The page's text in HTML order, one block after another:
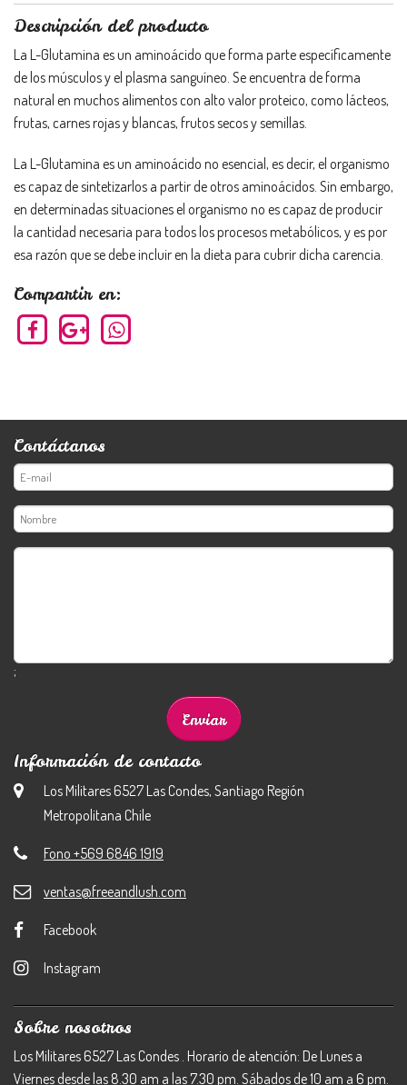
Descripción del producto
La L-Glutamina es un aminoácido que forma parte específicamente
de los músculos y el plasma sanguíneo. Se encuentra de forma
natural en muchos alimentos con alto valor proteico, como lácteos,
frutas, carnes rojas y blancas, frutos secos y semillas.
La L-Glutamina es un aminoácido no esencial, es decir, el organismo
es capaz de sintetizarlos a partir de otros aminoácidos. Sin embargo,
en determinadas situaciones el organismo no es capaz de producir
la cantidad necesaria para todos los procesos metabólicos, y es por
esa razón que se debe incluir en la dieta para cubrir dicha carencia.
Compartir en:
Contáctanos
;
Información de contacto
Los Militares 6527 Las Condes, Santiago Región
Metropolitana Chile
Fono +569 6846 1919
ventas@freeandlush.com
Facebook
Instagram
Sobre nosotros
Los Militares 6527 Las Condes . Horario de atención: De Lunes a
Viernes desde las 8.30 am a las 7.30 pm. Sábados de 10 am a 6 pm.